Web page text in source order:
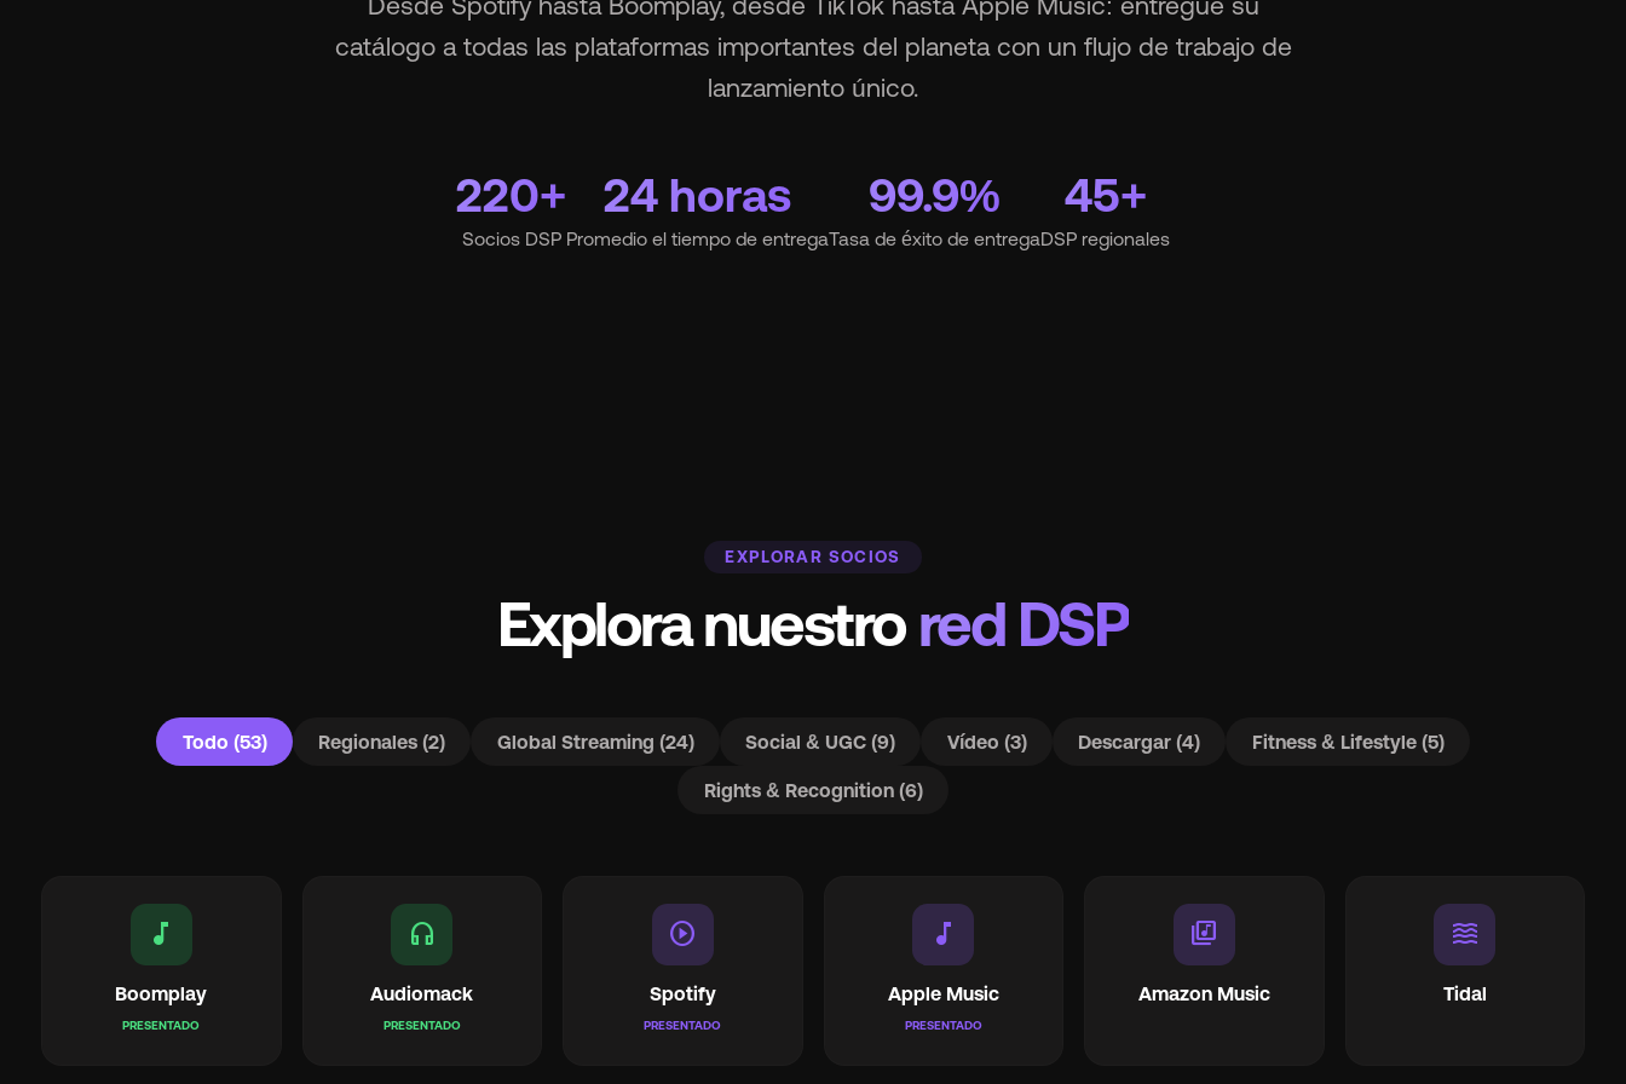
Marca Blanca
rocket_launchVer precios
catálogo a todas las plataformas importantes del planeta con un flujo de trabajo de
lanzamiento único.
220+
Socios DSP
24 horas
Promedio el tiempo de entrega
99.9%
Tasa de éxito de entrega
45+
DSP regionales
EXPLORAR SOCIOS
Explora nuestro red DSP
Todo (53) Regionales (2) Global Streaming (24) Social & UGC (9) Vídeo (3) Descargar (4) Fitness & Lifestyle (5)
Rights & Recognition (6)
music_note
Boomplay
PRESENTADO
headphones
Audiomack
PRESENTADO
play_circle
Spotify
PRESENTADO
music_note
Apple Music
PRESENTADO
library_music
Amazon Music
waves
Tidal